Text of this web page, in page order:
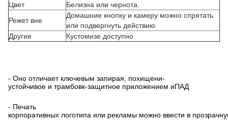
Цвет
Белизна или чернота.
Режет вне
Домашние кнопку и камеру можно спрятать
или подвергнуть действию
Другие
Кустомизе доступно
- Оно отличает ключевым запирая, похищени-
устойчивое и трамбовк-защитное приложением иПАД
- Печать
корпоративных логотипа или рекламы можно ввести в